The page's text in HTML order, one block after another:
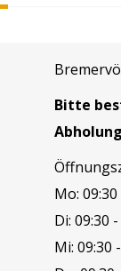
Bitte
Mo:
Di: 09:30
Mi: 09:30